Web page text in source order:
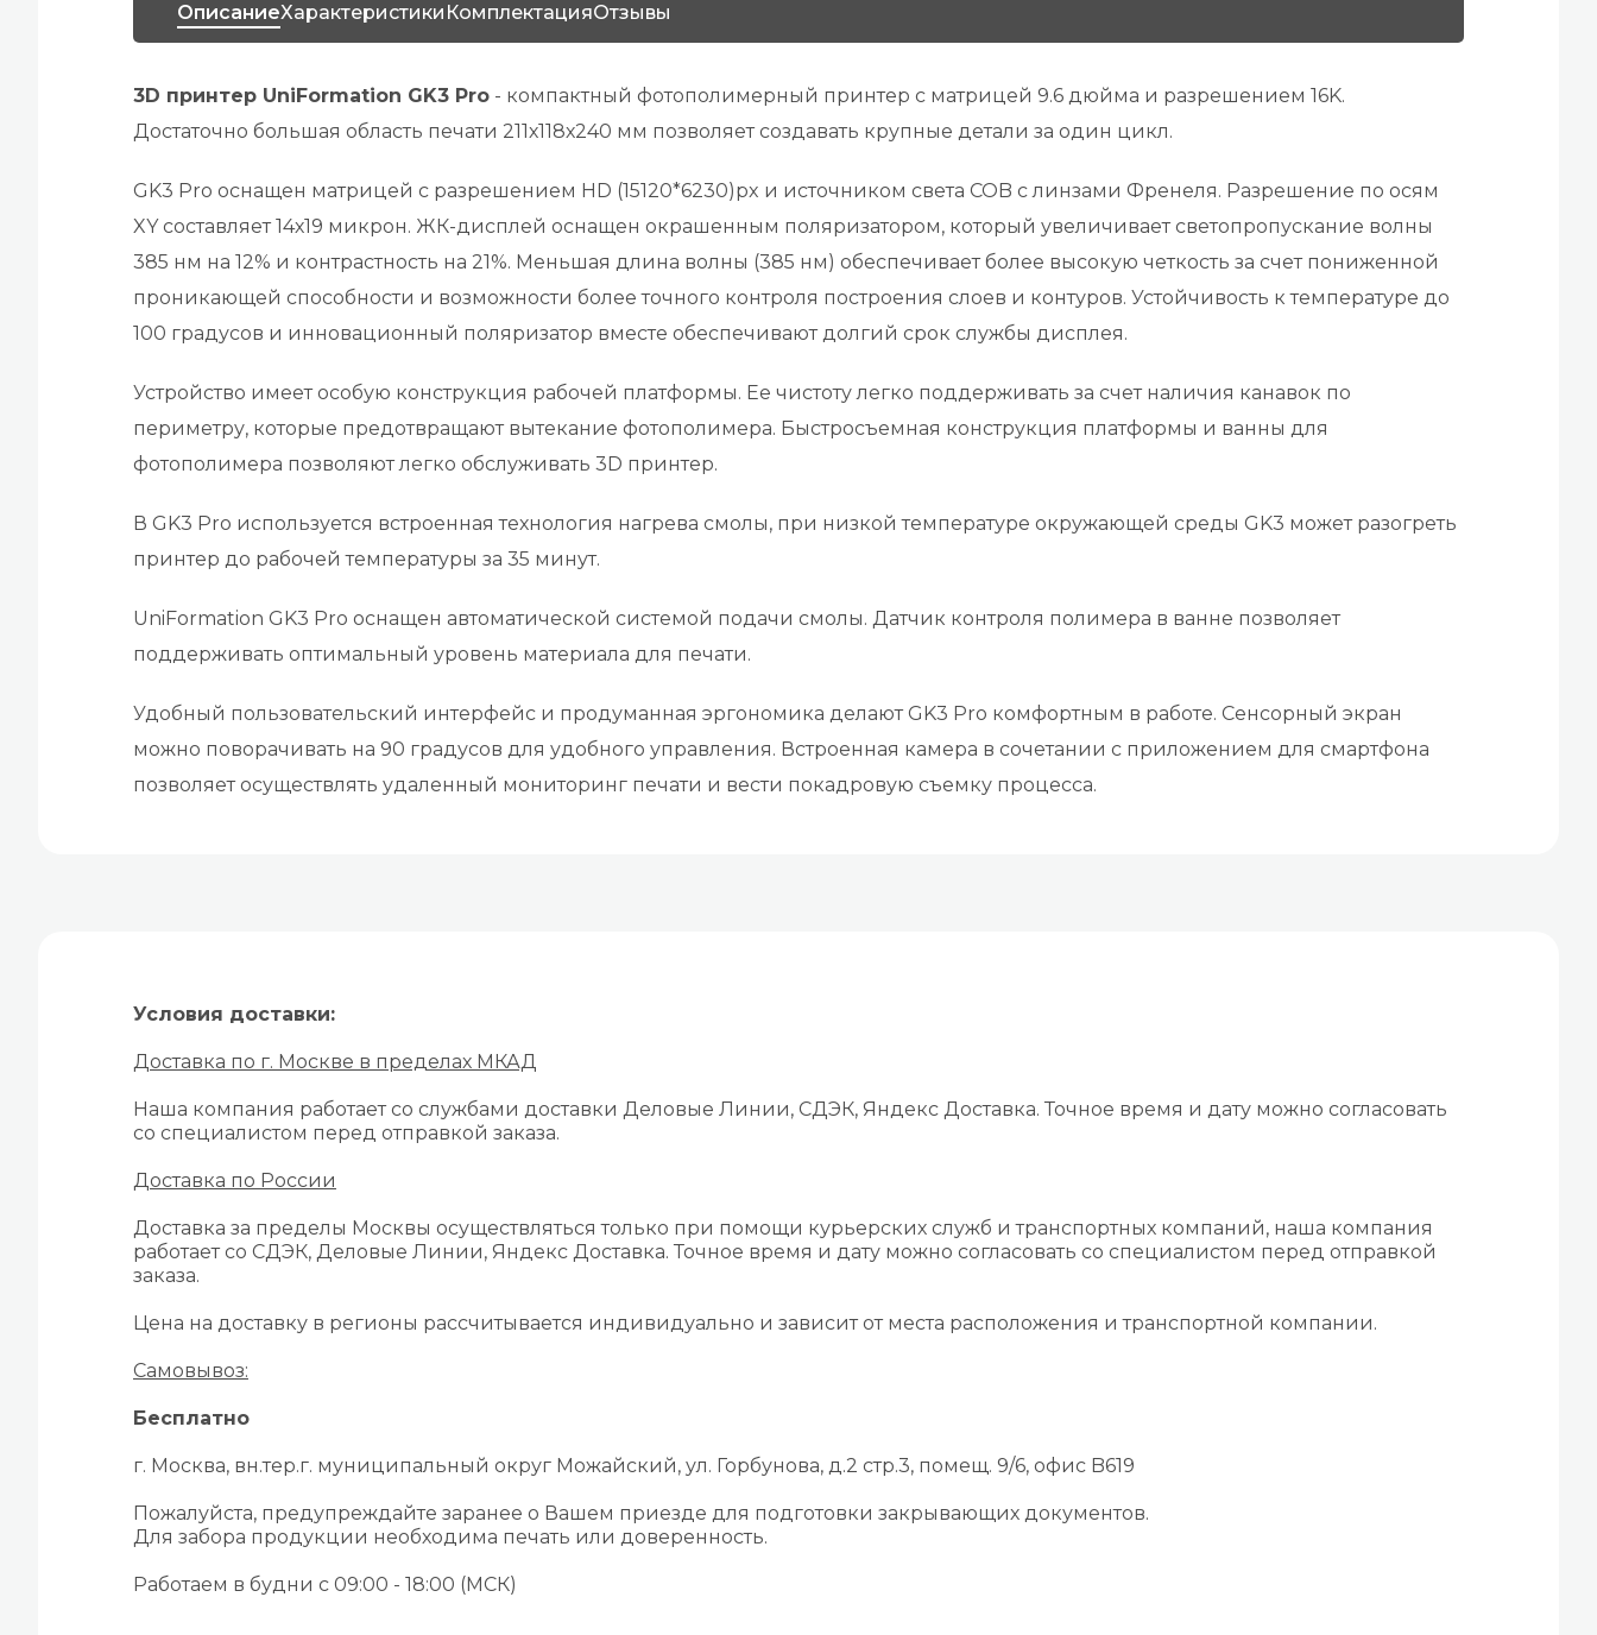
ОписаниеХарактеристики КомплектацияОтзывы
3D принтер UniFormation GK3 Pro - компактный фотополимерный принтер с матрицей 9.6 дюйма и разрешением 16K.
Достаточно большая область печати 211х118х240 мм позволяет создавать крупные детали за один цикл.
GK3 Pro оснащен матрицей с разрешением HD (15120*6230)px и источником света COB с линзами Френеля. Разрешение по осям
XY составляет 14х19 микрон. ЖК-дисплей оснащен окрашенным поляризатором, который увеличивает светопропускание волны
385 нм на 12% и контрастность на 21%. Меньшая длина волны (385 нм) обеспечивает более высокую четкость за счет пониженной
проникающей способности и возможности более точного контроля построения слоев и контуров. Устойчивость к температуре до
100 градусов и инновационный поляризатор вместе обеспечивают долгий срок службы дисплея.
Устройство имеет особую конструкция рабочей платформы. Ее чистоту легко поддерживать за счет наличия канавок по
периметру, которые предотвращают вытекание фотополимера. Быстросъемная конструкция платформы и ванны для
фотополимера позволяют легко обслуживать 3D принтер.
В GK3 Pro используется встроенная технология нагрева смолы, при низкой температуре окружающей среды GK3 может разогреть
принтер до рабочей температуры за 35 минут.
UniFormation GK3 Pro оснащен автоматической системой подачи смолы. Датчик контроля полимера в ванне позволяет
поддерживать оптимальный уровень материала для печати.
Удобный пользовательский интерфейс и продуманная эргономика делают GK3 Pro комфортным в работе. Сенсорный экран
можно поворачивать на 90 градусов для удобного управления. Встроенная камера в сочетании с приложением для смартфона
позволяет осуществлять удаленный мониторинг печати и вести покадровую съемку процесса.
Условия доставки:
Доставка по г. Москве в пределах МКАД
Наша компания работает со службами доставки Деловые Линии, СДЭК, Яндекс Доставка. Точное время и дату можно согласовать
со специалистом перед отправкой заказа.
Доставка по России
Доставка за пределы Москвы осуществляться только при помощи курьерских служб и транспортных компаний, наша компания
работает со СДЭК, Деловые Линии, Яндекс Доставка. Точное время и дату можно согласовать со специалистом перед отправкой
заказа.
Цена на доставку в регионы рассчитывается индивидуально и зависит от места расположения и транспортной компании.
Самовывоз:
Бесплатно
г. Москва, вн.тер.г. муниципальный округ Можайский, ул. Горбунова, д.2 стр.3, помещ. 9/6, офис B619
Пожалуйста, предупреждайте заранее о Вашем приезде для подготовки закрывающих документов.
Для забора продукции необходима печать или доверенность.
Работаем в будни с 09:00 - 18:00 (МСК)